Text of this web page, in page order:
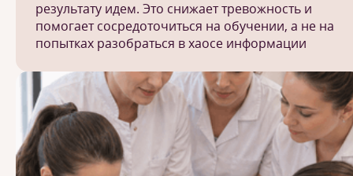
результату идем. Это снижает тревожность и
помогает сосредоточиться на обучении, а не на
попытках разобраться в хаосе информации